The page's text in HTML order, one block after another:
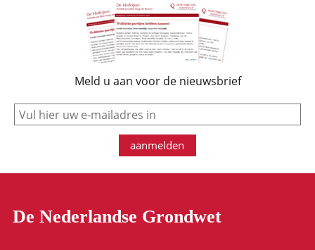
Meld u aan voor de nieuwsbrief
e-mail
aanmelden
De Nederlandse Grondwet